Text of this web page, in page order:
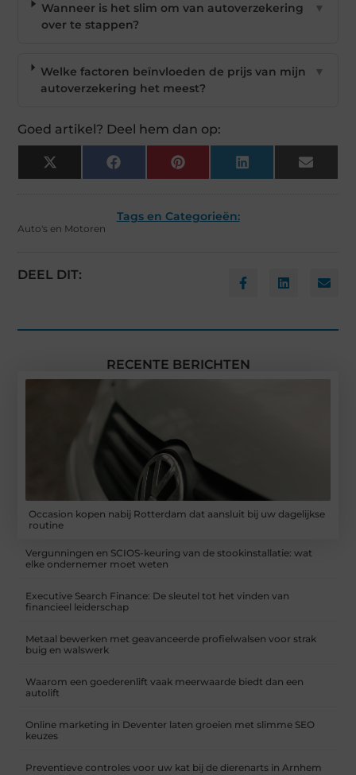
Wanneer is het slim om van autoverzekering
over te stappen?
▼
Welke factoren beïnvloeden de prijs van mijn
autoverzekering het meest?
▼
Goed artikel? Deel hem dan op:
X
(Twitter)
Facebook Pinterest LinkedIn Email
Tags en Categorieën:
Auto's en Motoren
DEEL DIT:
RECENTE BERICHTEN
Occasion kopen nabij Rotterdam dat aansluit bij uw dagelijkse
routine
Vergunningen en SCIOS-keuring van de stookinstallatie: wat
elke ondernemer moet weten
Executive Search Finance: De sleutel tot het vinden van
financieel leiderschap
Metaal bewerken met geavanceerde profielwalsen voor strak
buig en walswerk
Waarom een goederenlift vaak meerwaarde biedt dan een
autolift
Online marketing in Deventer laten groeien met slimme SEO
keuzes
Preventieve controles voor uw kat bij de dierenarts in Arnhem